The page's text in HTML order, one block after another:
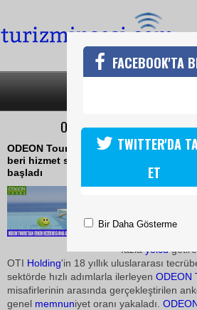
ODEON TOURS İÇ
ODEON Tours, dış pazardaki
beri hizmet sunduğu Türkiye iç
başladı
Bünyesinde yer
fazlayolcu
OTI Holding'in 18 yıllık uluslararası
sektörde hızlı adımlarla ilerleyen ODEON
misafirlerinin arasında gerçekleştirilen
genel memnuniyet oranı yakaladı.
FACEBOOK'TA
TWITTER'DA
ET
Bir Daha Gösterme